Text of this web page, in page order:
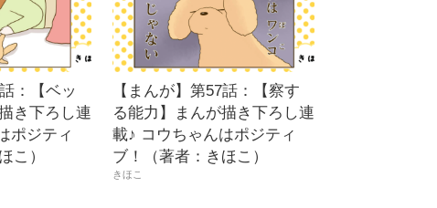
：【ベッ
き下ろし連
ポジティ
こ）
【まんが】第57話：【察す
る能力】まんが描き下ろし連
載♪ コウちゃんはポジティ
ブ！（著者：きほこ）
きほこ